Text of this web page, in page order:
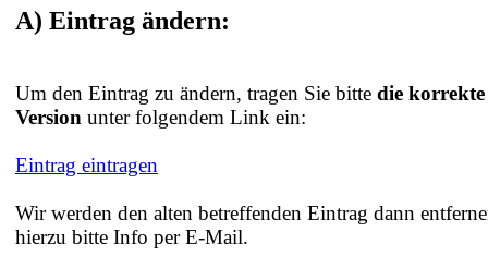
A) Eintrag ändern:
Um den Eintrag zu ändern, tragen Sie bitte die korrekte
Version unter folgendem Link ein:
Eintrag eintragen
Wir werden den alten betreffenden Eintrag dann
hierzu bitte Info per E-Mail.